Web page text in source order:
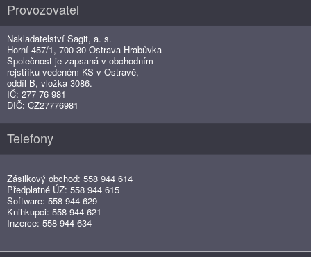
Provozovatel
Nakladatelství Sagit, a. s.
Horní 457/1, 700 30 Ostrava-Hrabůvka
Společnost je zapsaná v obchodním
rejstříku vedeném KS v Ostravě,
oddíl B, vložka 3086.
IČ: 277 76 981
DIČ: CZ27776981
Telefony
Zásilkový obchod: 558 944 614
Předplatné ÚZ: 558 944 615
Software: 558 944 629
Knihkupci: 558 944 621
Inzerce: 558 944 634